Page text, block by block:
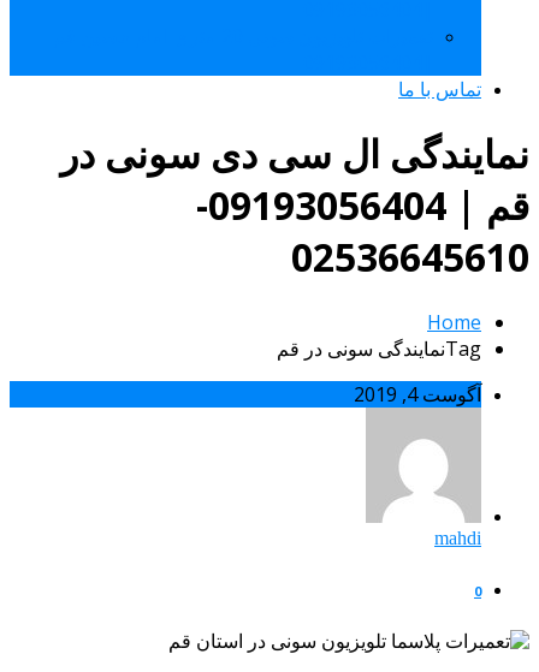
تماس با ما
نمایندگی ال سی دی سونی در
قم | 09193056404-
02536645610
Home
Tagنمایندگی سونی در قم
آگوست 4, 2019
mahdi
0